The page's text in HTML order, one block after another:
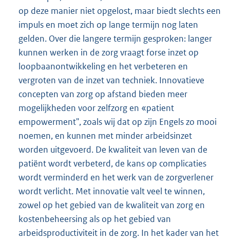
op deze manier niet opgelost, maar biedt slechts een
impuls en moet zich op lange termijn nog laten
gelden. Over die langere termijn gesproken: langer
kunnen werken in de zorg vraagt forse inzet op
loopbaanontwikkeling en het verbeteren en
vergroten van de inzet van techniek. Innovatieve
concepten van zorg op afstand bieden meer
mogelijkheden voor zelfzorg en «patient
empowerment", zoals wij dat op zijn Engels zo mooi
noemen, en kunnen met minder arbeidsinzet
worden uitgevoerd. De kwaliteit van leven van de
patiënt wordt verbeterd, de kans op complicaties
wordt verminderd en het werk van de zorgverlener
wordt verlicht. Met innovatie valt veel te winnen,
zowel op het gebied van de kwaliteit van zorg en
kostenbeheersing als op het gebied van
arbeidsproductiviteit in de zorg. In het kader van het